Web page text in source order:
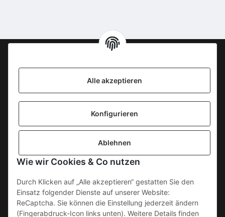
Alle akzeptieren
Konfigurieren
Ablehnen
Wie wir Cookies & Co nutzen
Durch Klicken auf „Alle akzeptieren“ gestatten Sie den
Einsatz folgender Dienste auf unserer Website:
ReCaptcha. Sie können die Einstellung jederzeit ändern
(Fingerabdruck-Icon links unten). Weitere Details finden
SICHERE ZAHLUNGSWEISEN
Gesetzliche Informationen